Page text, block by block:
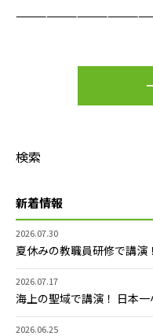
検索
新着情報
2026.07.30
夏休みの教職員研修で講演
2026.07.17
海上の聖域で講演！ 日本
2026.06.25